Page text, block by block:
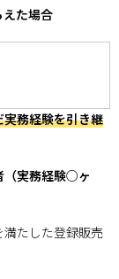
た場合
務経験を引き継
（実務経験○ヶ
たした登録販売